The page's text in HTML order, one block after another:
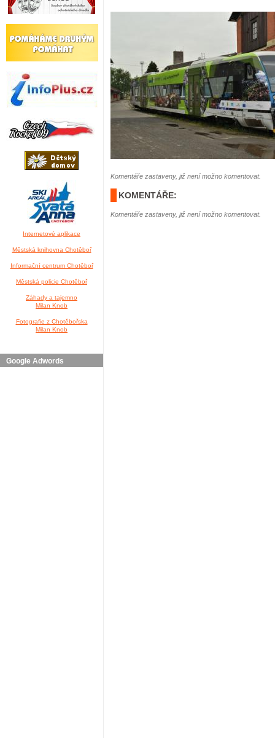
Internetové aplikace
Městská knihovna Chotěboř
Informační centrum Chotěboř
Městská policie Chotěboř
Záhady a tajemno
Milan Knob
Fotografie z Chotěbořska
Milan Knob
Google Adwords
Komentáře zastaveny, již není možno komentovat.
KOMENTÁŘE:
Komentáře zastaveny, již není možno komentovat.